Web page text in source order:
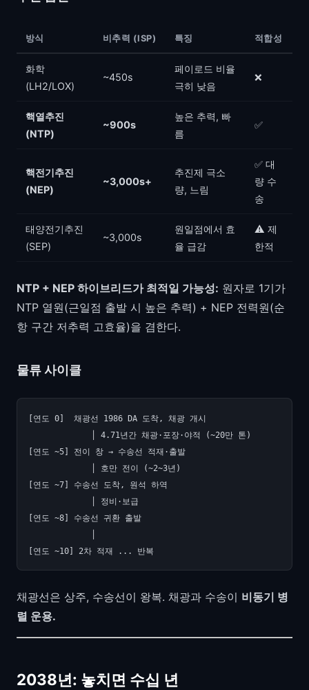
방식 비추력 (ISP) 특징 적합성
화학
(LH2/LOX)
~450s
페이로드 비율
극히 낮음
❌
핵열추진
(NTP)
~900s
높은 추력, 빠
름
✅
핵전기추진
(NEP)
~3,000s+
추진제 극소
량, 느림
✅ 대
량 수
송
태양전기추진
(SEP)
~3,000s
원일점에서 효
율 급감
⚠️ 제
한적
NTP + NEP 하이브리드가 최적일 가능성: 원자로 1기가
NTP 열원(근일점 출발 시 높은 추력) + NEP 전력원(순
항 구간 저추력 고효율)을 겸한다.
물류 사이클
[연도 0]  채광선 1986 DA 도착, 채광 개시
             │ 4.71년간 채광·포장·야적 (~20만 톤)
[연도 ~5] 전이 창 → 수송선 적재·출발
             │ 호만 전이 (~2~3년)
[연도 ~7] 수송선 도착, 원석 하역
             │ 정비·보급
[연도 ~8] 수송선 귀환 출발
채광선은 상주, 수송선이 왕복. 채광과 수송이 비동기 병
렬 운용.
2038년: 놓치면 수십 년